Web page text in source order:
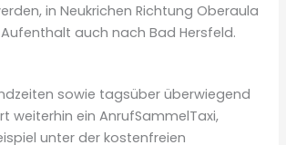
in Neukrichen Richtung Oberaula
auch nach Bad Hersfeld.
sowie tagsüber überwiegend
weiterhin ein AnrufSammelTaxi,
unter der kostenfreien